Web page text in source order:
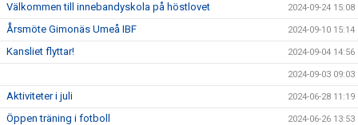
Välkommen till innebandyskola på höstlovet 2024-09-24 15:08
Årsmöte Gimonäs Umeå IBF 2024-09-10 15:14
Kansliet flyttar! 2024-09-04 14:56
2024-09-03 09:03
Aktiviteter i juli 2024-06-28 11:19
Öppen träning i fotboll 2024-06-26 13:53